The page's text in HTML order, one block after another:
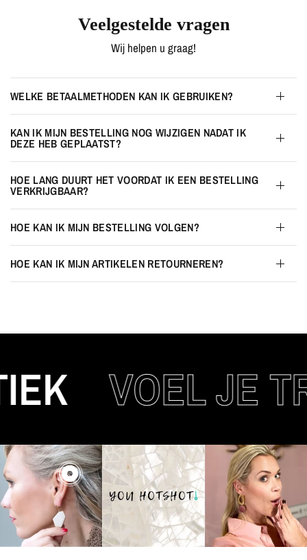
Veelgestelde vragen
Wij helpen u graag!
WELKE BETAALMETHODEN KAN IK GEBRUIKEN?
KAN IK MIJN BESTELLING NOG WIJZIGEN NADAT IK
DEZE HEB GEPLAATST?
HOE LANG DUURT HET VOORDAT IK EEN BESTELLING
VERKRIJGBAAR?
HOE KAN IK MIJN BESTELLING VOLGEN?
HOE KAN IK MIJN ARTIKELEN RETOURNEREN?
VOEL JE